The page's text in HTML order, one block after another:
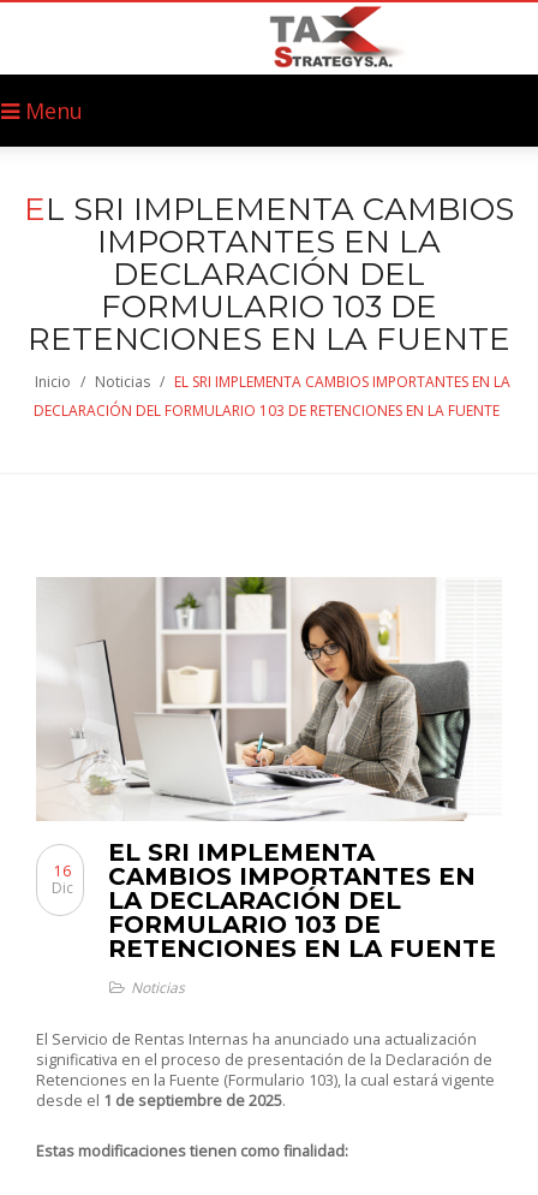
Menu
EL SRI IMPLEMENTA CAMBIOS
IMPORTANTES EN LA
DECLARACIÓN DEL
FORMULARIO 103 DE
RETENCIONES EN LA FUENTE
Inicio / Noticias / EL SRI IMPLEMENTA CAMBIOS IMPORTANTES EN LA
DECLARACIÓN DEL FORMULARIO 103 DE RETENCIONES EN LA FUENTE
EL SRI IMPLEMENTA
CAMBIOS IMPORTANTES EN
LA DECLARACIÓN DEL
FORMULARIO 103 DE
RETENCIONES EN LA FUENTE
16
Dic
Noticias
El Servicio de Rentas Internas ha anunciado una actualización
significativa en el proceso de presentación de la Declaración de
Retenciones en la Fuente (Formulario 103), la cual estará vigente
desde el 1 de septiembre de 2025.
Estas modificaciones tienen como finalidad: